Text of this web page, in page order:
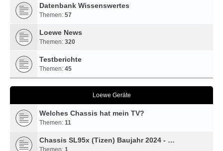
Datenbank Wissenswertes
Themen: 57
Loewe News
Themen: 320
Testberichte
Themen: 45
Loewe Geräte
Welches Chassis hat mein TV?
Themen: 11
Chassis SL95x (Tizen) Baujahr 2024 - …
Themen: 1